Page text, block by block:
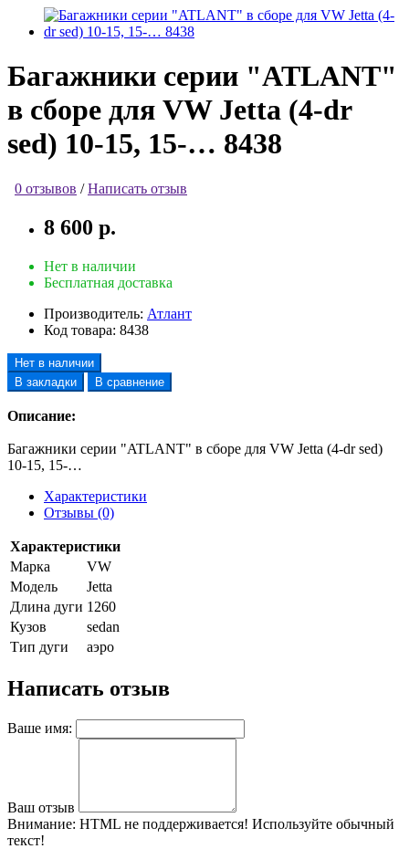
Багажники серии "ATLANT"
в сборе для VW Jetta (4-dr
sed) 10-15, 15-… 8438
0 отзывов /Написать отзыв
8 600 р.
Нет в наличии
Бесплатная доставка
Производитель: Атлант
Код товара: 8438
Нет в наличии
В закладки
В сравнение
Описание:
Багажники серии "ATLANT" в сборе для VW Jetta (4-dr sed)
10-15, 15-…
Характеристики
Отзывы (0)
Характеристики
Марка
VW
Модель
Jetta
Длина дуги 1260
Кузов
sedan
Тип дуги
аэро
Написать отзыв
Ваше имя:
Ваш отзыв
Внимание: HTML не поддерживается! Используйте обычный
текст!